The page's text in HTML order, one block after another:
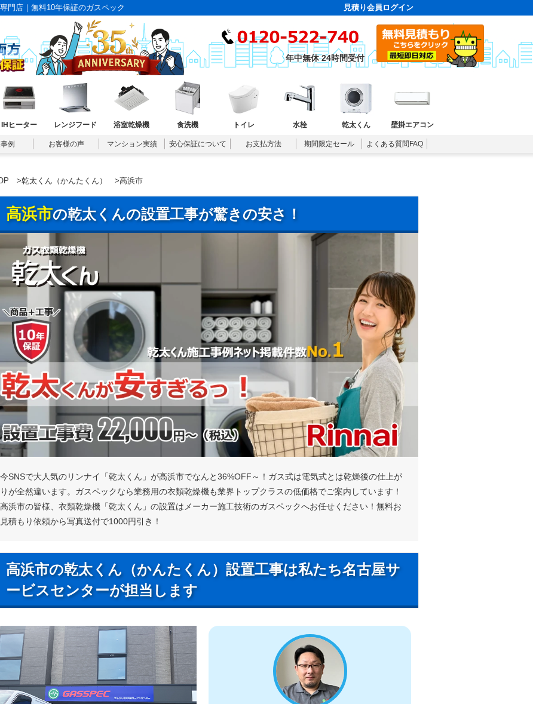
門店｜無料10年保証のガスペック 見積り会員ログイン
年中無休 24時間受付
IHヒーター レンジフード 浴室乾燥機 食洗機 トイレ 水栓 乾太くん 壁掛エアコン
例 お客様の声 マンション実績 安心保証について お支払方法 期間限定セール よくある質問FAQ
>乾太くん（かんたくん） >高浜市
高浜市の乾太くんの設置工事が驚きの安さ！
今SNSで大人気のリンナイ「乾太くん」が高浜市でなんと36%OFF～！ガス式は電気式とは乾燥後の仕上が
りが全然違います。ガスペックなら業務用の衣類乾燥機も業界トップクラスの低価格でご案内しています！
高浜市の皆様、衣類乾燥機「乾太くん」の設置はメーカー施工技術のガスペックへお任せください！無料お
見積もり依頼から写真送付で1000円引き！
高浜市の乾太くん（かんたくん）設置工事は私たち名古屋サ
ービスセンターが担当します